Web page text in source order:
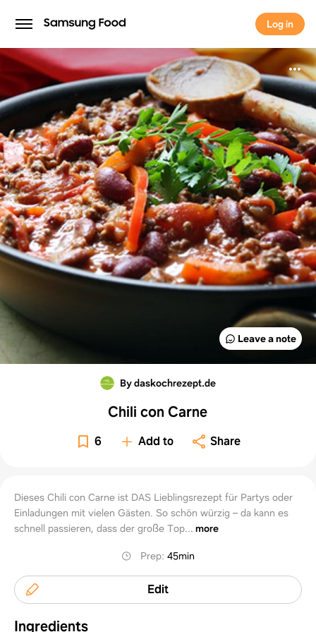
Log in
Log in
Leave a note
By daskochrezept.de
Chili con Carne
6 Add to Share
Dieses Chili con Carne ist DAS Lieblingsrezept für Partys oder
Einladungen mit vielen Gästen. So schön würzig – da kann es
schnell passieren, dass der große Top... more
Prep:45min
Edit
Ingredients